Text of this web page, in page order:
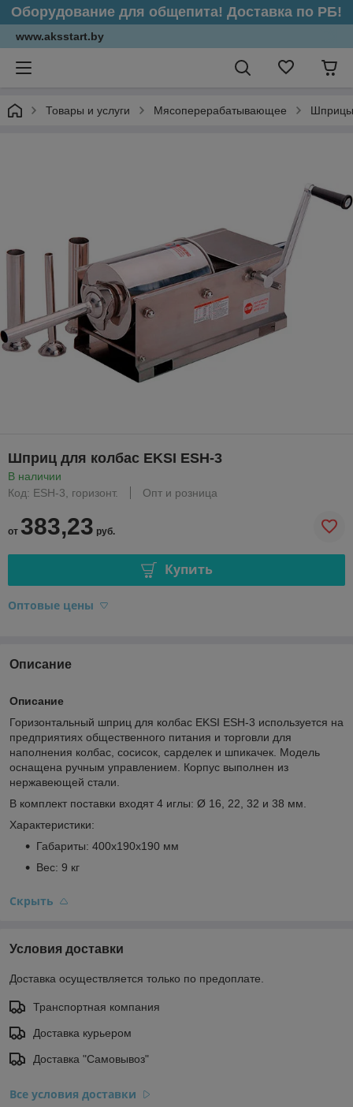
Оборудование для общепита! Доставка по РБ!
www.aksstart.by
Товары и услуги Мясоперерабатывающее Шприцы
Шприц для колбас EKSI ESH-3
В наличии
Код: ESH-3, горизонт.
Опт и розница
от 383,23 руб.
Купить
Оптовые цены
Описание
Описание
Горизонтальный шприц для колбас EKSI ESH-3 используется на
предприятиях общественного питания и торговли для
наполнения колбас, сосисок, сарделек и шпикачек. Модель
оснащена ручным управлением. Корпус выполнен из
нержавеющей стали.
В комплект поставки входят 4 иглы: Ø 16, 22, 32 и 38 мм.
Характеристики:
Габариты: 400х190х190 мм
Вес: 9 кг
Скрыть
Условия доставки
Доставка осуществляется только по предоплате.
Транспортная компания
Доставка курьером
Доставка "Самовывоз"
Все условия доставки